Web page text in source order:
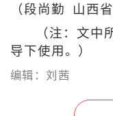
（段尚勤 山西
（注：文中
导下使用。）
编辑：刘茜